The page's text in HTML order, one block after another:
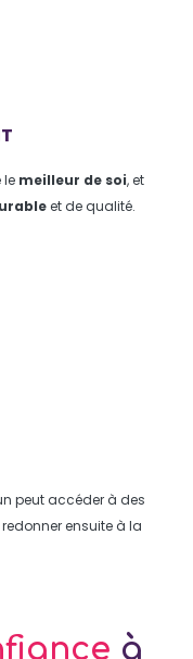
le meilleur de soi, et
et de qualité.
peut accéder à des
ensuite à la
à